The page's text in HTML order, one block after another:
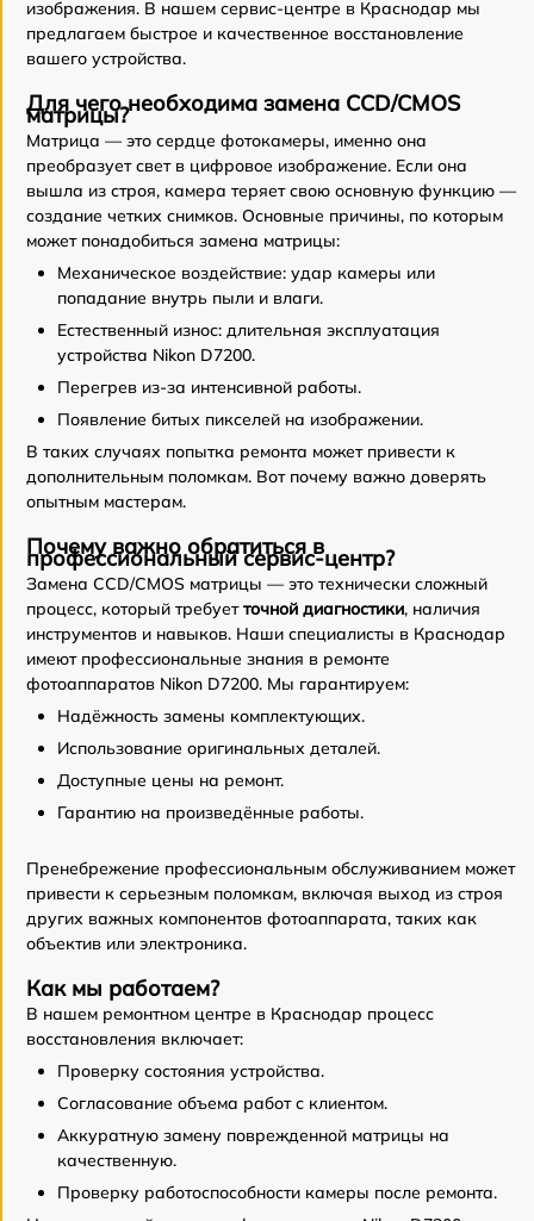
изображения. В нашем сервис-центре в Краснодар мы
предлагаем быстрое и качественное восстановление
вашего устройства.
Для чего необходима замена CCD/CMOS
матрицы?
Матрица — это сердце фотокамеры, именно она
преобразует свет в цифровое изображение. Если она
вышла из строя, камера теряет свою основную функцию —
создание четких снимков. Основные причины, по которым
может понадобиться замена матрицы:
Механическое воздействие: удар камеры или
попадание внутрь пыли и влаги.
Естественный износ: длительная эксплуатация
устройства Nikon D7200.
Перегрев из-за интенсивной работы.
Появление битых пикселей на изображении.
В таких случаях попытка ремонта может привести к
дополнительным поломкам. Вот почему важно доверять
опытным мастерам.
Почему важно обратиться в
профессиональный сервис-центр?
Замена CCD/CMOS матрицы — это технически сложный
процесс, который требуетточной диагностики, наличия
инструментов и навыков. Наши специалисты в Краснодар
имеют профессиональные знания в ремонте
фотоаппаратов Nikon D7200. Мы гарантируем:
Надёжность замены комплектующих.
Использование оригинальных деталей.
Доступные цены на ремонт.
Гарантию на произведённые работы.
Пренебрежение профессиональным обслуживанием может
привести к серьезным поломкам, включая выход из строя
других важных компонентов фотоаппарата, таких как
объектив или электроника.
Как мы работаем?
В нашем ремонтном центре в Краснодар процесс
восстановления включает:
Проверку состояния устройства.
Согласование объема работ с клиентом.
Аккуратную замену поврежденной матрицы на
качественную.
Проверку работоспособности камеры после ремонта.